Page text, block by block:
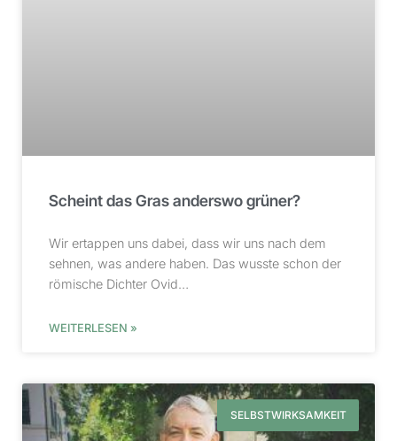
Scheint das Gras anderswo grüner?
Wir ertappen uns dabei, dass wir uns nach dem
sehnen, was andere haben. Das wusste schon der
römische Dichter Ovid…
WEITERLESEN »
SELBSTWIRKSAMKEIT